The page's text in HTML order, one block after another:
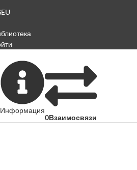
Информация
0Взаимосвязи